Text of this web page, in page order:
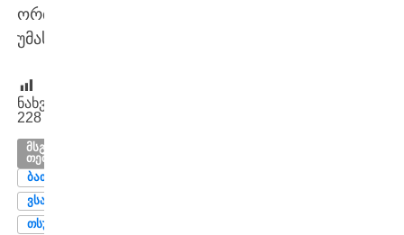
ორბს
უმასპინძლებს.
ნახვები:
228
ᲛᲡᲒᲐᲕᲡᲘ
ᲗᲔᲛᲔᲑᲘ
ᲑᲐᲗᲣᲛᲘ
ᲕᲡᲐ
ᲗᲡᲣ